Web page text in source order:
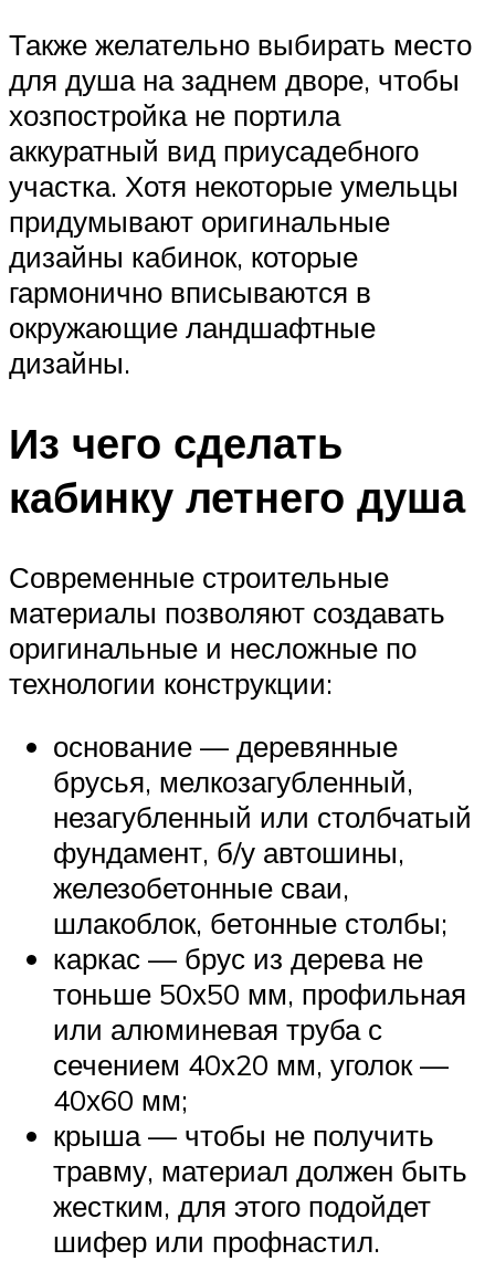
Также желательно выбирать место
для душа на заднем дворе, чтобы
хозпостройка не портила
аккуратный вид приусадебного
участка. Хотя некоторые умельцы
придумывают оригинальные
дизайны кабинок, которые
гармонично вписываются в
окружающие ландшафтные
дизайны.
Из чего сделать
кабинку летнего душа
Современные строительные
материалы позволяют создавать
оригинальные и несложные по
технологии конструкции:
основание — деревянные
брусья, мелкозагубленный,
незагубленный или столбчатый
фундамент, б/у автошины,
железобетонные сваи,
шлакоблок, бетонные столбы;
каркас — брус из дерева не
тоньше 50х50 мм, профильная
или алюминевая труба с
сечением 40х20 мм, уголок —
40х60 мм;
крыша — чтобы не получить
травму, материал должен быть
жестким, для этого подойдет
шифер или профнастил.